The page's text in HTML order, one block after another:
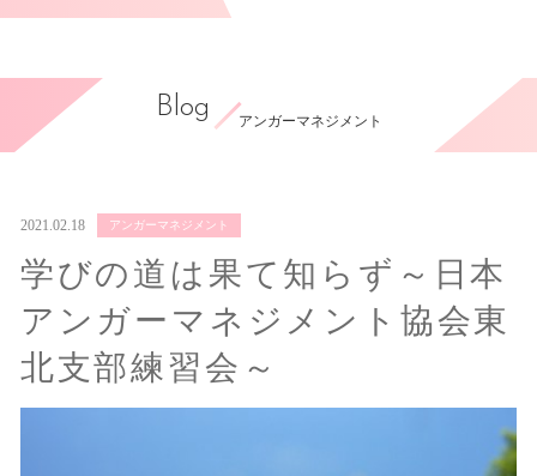
Blog
アンガーマネジメント
2021.02.18 アンガーマネジメント
学びの道は果て知らず～日本
アンガーマネジメント協会東
北支部練習会～